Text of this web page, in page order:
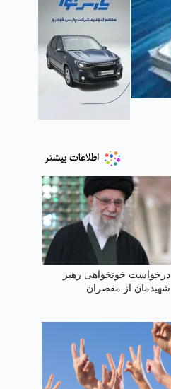
درخواست خونخواهی رهبر
شهیدمان از مقصران